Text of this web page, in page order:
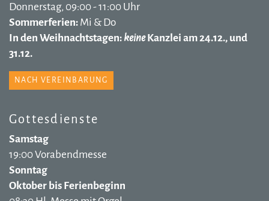
Donnerstag, 09:00 - 11:00 Uhr
Sommerferien: Mi & Do
In den Weihnachtstagen: keineKanzlei am 24.12., und
31.12.
NACH VEREINBARUNG
Gottesdienste
Samstag
19:00 Vorabendmesse
Sonntag
Oktober bis Ferienbeginn